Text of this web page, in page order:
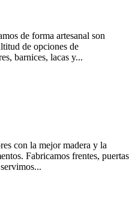
de forma artesanal son
de opciones de
barnices, lacas y...
con la mejor madera y la
Fabricamos frentes, puertas